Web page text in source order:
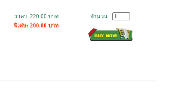
ราคา: 220.00 บาท
พิเศษ: 200.00 บาท
จำนวน :